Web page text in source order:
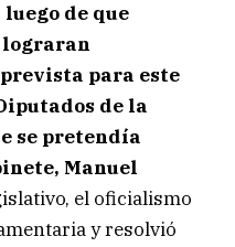
de que
lograran
para este
de la
se pretendía
Manuel
el oficialismo
y resolvió